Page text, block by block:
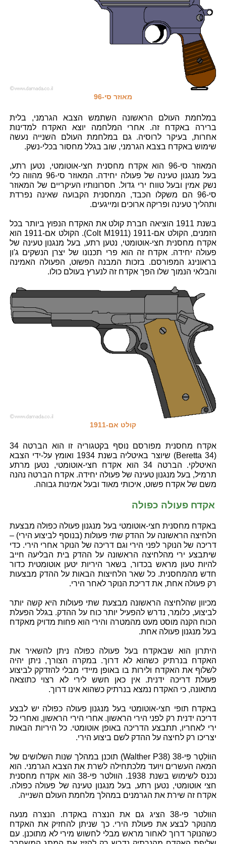
מאוזר סי-96
במלחמת העולם הראשונה השתמש הצבא הגרמני, בלית
ברירה באקדח זה. אחרי המלחמה יוצא האקדח למדינות
אחרות, בעיקר לרוסיה. גם במלחמת העולם השנייה נעשה
שימוש באקדח בצבא הגרמני, שוב בגלל מחסור בכלי-נשק.
המאוזר סי-96 הוא אקדח מחסנית חצי-אוטומטי, נטען רתע,
בעל מנגנון טעינה של פעולה יחידה. המאוזר סי-96 מהווה כלי
נשק אמין ובעל טווח ירי גדול. חסרונותיו העיקריים של המאוזר
סי-96 הם משקלו הכבד, המחסנית הקבועה שאינה נפרדת
ותהליך טעינה ופריקה ארוכים ומייגעים.
בשנת 1911 הוציאה חברת קולט את האקדח הנפוץ ביותר בכל
הזמנים, הקולט אם-1911 (Colt M1911). הקולט אם-1911 הוא
אקדח מחסנית חצי-אוטומטי, נטען רתע, בעל מנגנון טעינה של
פעולה יחידה. אקדח זה הוא פרי תכנונו של יצרן הנשקים ג'ון
בראונינג המפורסם. בזכות המבנה הפשוט, הפעולה האמינה
והבלאי הנמוך שלו הפך אקדח זה לנערץ בעולם כולו.
קולט אם-1911
אקדח מחסנית מפורסם נוסף בקטגוריה זו הוא הברטה 34
(Beretta 34) שיוצר באיטליה בשנת 1934 ואומץ על-ידי הצבא
האיטלקי. הברטה 34 הוא אקדח חצי-אוטומטי, נטען מרתע
תרמיל, בעל מנגנון טעינה של פעולה יחידה. אקדח הברטה נהנה
משם של אקדח פשוט, איכותי מאוד ובעל אמינות גבוהה.
אקדח פעולה כפולה
באקדח מחסנית חצי-אוטומטי בעל מנגנון פעולה כפולה מבצעת
הלחיצה הראשונה על ההדק שתי פעולות (בנוסף לביצוע הירי) –
דריכה של הנוקר לפני הירי וגם דריכה של הנוקר אחרי הירי. כדי
שיתבצע ירי מהלחיצה הראשונה על ההדק בית הבליעה חייב
להיות טעון מראש בכדור, בשאר היריות יטען אוטומטית כדור
חדש מהמחסנית. כל שאר הלחיצות הבאות על ההדק מבצעות
רק פעולה אחת, את דריכת הנוקר לאחר הירי.
מכיוון שהלחיצה הראשונה מבצעת שתי פעולות היא קשה יותר
לביצוע, כלומר, נדרש להפעיל יותר כוח על ההדק. בגלל הפעלת
הכוח הקנה מוסט מעט מהמטרה והירי הוא פחות מדויק מאקדח
בעל מנגנון פעולה אחת.
היתרון הוא שבאקדח בעל פעולה כפולה ניתן להשאיר את
האקדח בנרתיק כשהוא לא דרוך. במקרה הצורך, ניתן יהיה
לשלוף את האקדח ולירות בו באופן מיידי מבלי להזדקק לביצוע
פעולת דריכה ידנית. אין כאן חשש לירי לא רצוי כתוצאה
מתאונה, כי האקדח נמצא בנרתיק כשהוא אינו דרוך.
באקדח תופי חצי-אוטומטי בעל מנגנון פעולה כפולה יש לבצע
דריכה ידנית רק לפני הירי הראשון. אחרי הירי הראשון, ואחרי כל
ירי לאחריו, תתבצע הדריכה באופן אוטומטי. כל היריות הבאות
יצריכו רק לחיצה על ההדק לשם ביצוע הירי.
הווֹלְטֶר פִּי-38 (Walther P38) תוכנן במהלך שנות השלושים של
המאה העשרים ויועד מלכתחילה לשרת את הצבא הגרמני. הוא
נכנס לשימוש בשנת 1938. הוולטר פי-38 הוא אקדח מחסנית
חצי אוטומטי, נטען רתע, בעל מנגנון טעינה של פעולה כפולה.
אקדח זה שירת את הגרמנים במהלך מלחמת העולם השנייה.
הוולטר פי-38 הציג גם את הנצרה באקדח. הנצרה מנעה
מהנוקר לבצע את פעולת הירי. כך שניתן להחזיק את האקדח
כשהנוקר דרוך לאחור מראש מבלי לחשוש מירי לא מתוכנן. עם